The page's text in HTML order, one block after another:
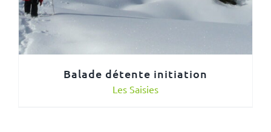
Balade détente initiation
Les Saisies